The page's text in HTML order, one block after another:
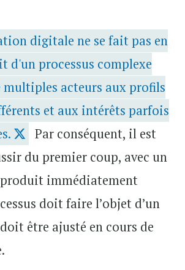
digitale ne se fait pas en
d'un processus complexe
acteurs aux profils
et aux intérêts parfois
Par conséquent, il est
du premier coup, avec un
immédiatement
doit faire l’objet d’un
être ajusté en cours de